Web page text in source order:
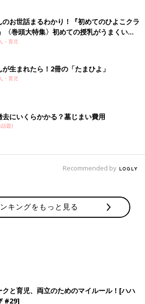
のお世話まるわかり！『初めてのひよこクラ
〈巻頭大特集〉初めての授乳がうまくい
ぱい・ミルクの基本と夏のトラブル 解決テ
・育児
生まれたら！2冊の「たまひよ」
・育児
去にいくらかかる？墓じまい費用
話題)
Recommended by
キングをもっと見る
クと育児、両立のためのマイルール！[ハハ
#29]